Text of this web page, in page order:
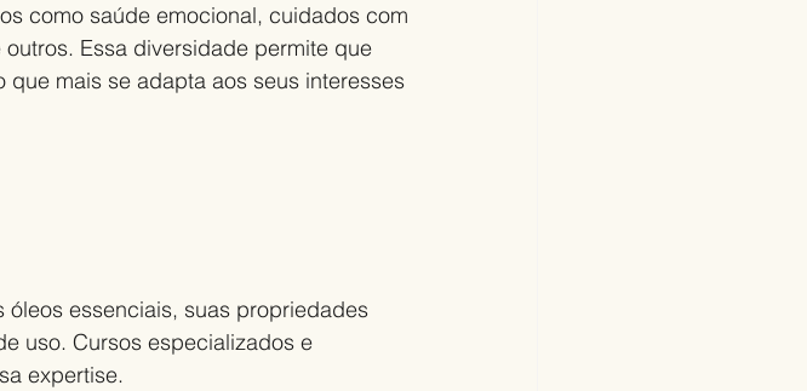
como saúde emocional, cuidados com
Essa diversidade permite que
mais se adapta aos seus interesses
essenciais, suas propriedades
uso. Cursos especializados e
expertise.